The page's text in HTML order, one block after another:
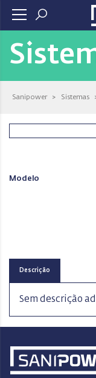
Sanipower > Sistemas
Modelo
Descrição
Sem descrição